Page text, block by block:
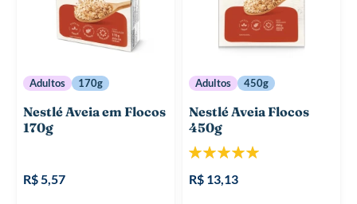
Adultos 170g
Nestlé Aveia em Flocos
170g
R$ 5,57
Adultos 450g
Nestlé Aveia Flocos
450g
Classificação:
R$ 13,13